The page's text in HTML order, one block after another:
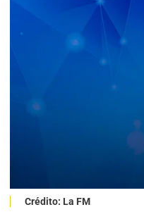
Crédito: La FM